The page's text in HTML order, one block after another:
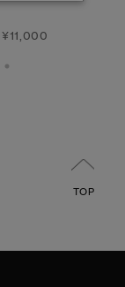
¥11,000
TOP